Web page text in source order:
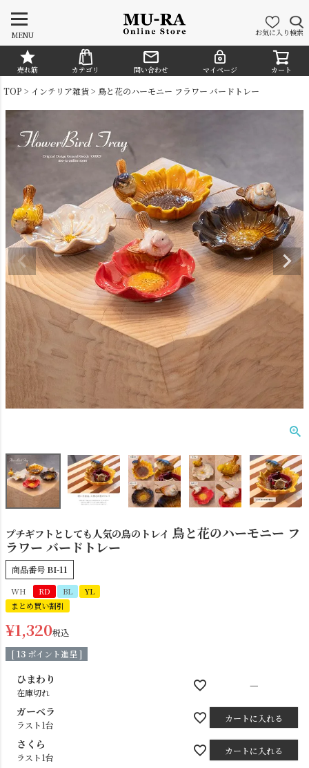
MENU お気に入り検索
CATEGORY
シャンデリア ペンダントライト
フロアライト
シーリングライト シーリングファン
売れ筋 カテゴリ 問い合わせ マイページ カート
TOP インテリア雑貨 鳥と花のハーモニー フラワー バードトレー
プチギフトとしても人気の鳥のトレイ 鳥と花のハーモニー フ
ラワー バードトレー
商品番号 BI-11
WH RD BL
YL
まとめ買い割引
¥1,320税込
[13 ポイント進呈 ]
ひまわり
在庫切れ
—
ガーベラ
ラスト1台
カートに入れる
さくら
ラスト1台
カートに入れる